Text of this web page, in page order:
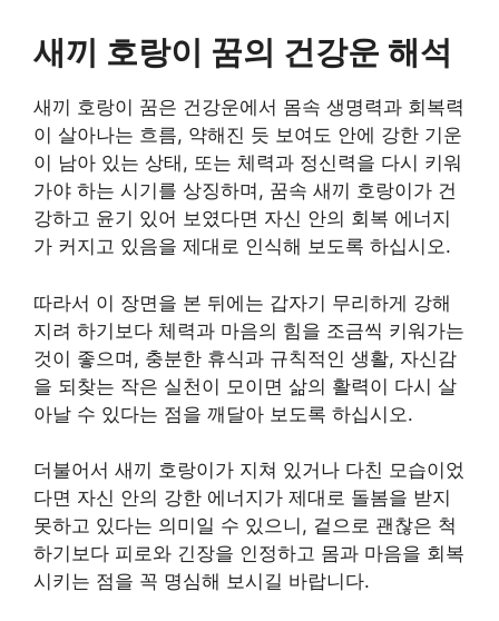
새끼 호랑이 꿈의 건강운 해석
새끼 호랑이 꿈은 건강운에서 몸속 생명력과 회복력
이 살아나는 흐름, 약해진 듯 보여도 안에 강한 기운
이 남아 있는 상태, 또는 체력과 정신력을 다시 키워
가야 하는 시기를 상징하며, 꿈속 새끼 호랑이가 건
강하고 윤기 있어 보였다면 자신 안의 회복 에너지
가 커지고 있음을 제대로 인식해 보도록 하십시오.
따라서 이 장면을 본 뒤에는 갑자기 무리하게 강해
지려 하기보다 체력과 마음의 힘을 조금씩 키워가는
것이 좋으며, 충분한 휴식과 규칙적인 생활, 자신감
을 되찾는 작은 실천이 모이면 삶의 활력이 다시 살
아날 수 있다는 점을 깨달아 보도록 하십시오.
더불어서 새끼 호랑이가 지쳐 있거나 다친 모습이었
다면 자신 안의 강한 에너지가 제대로 돌봄을 받지
못하고 있다는 의미일 수 있으니, 겉으로 괜찮은 척
하기보다 피로와 긴장을 인정하고 몸과 마음을 회복
시키는 점을 꼭 명심해 보시길 바랍니다.